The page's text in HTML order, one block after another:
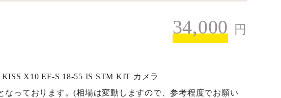
34,000 円
X10 EF-S 18-55 IS STM KIT カメラ
なっております。(相場は変動しますので、参考程度でお願い